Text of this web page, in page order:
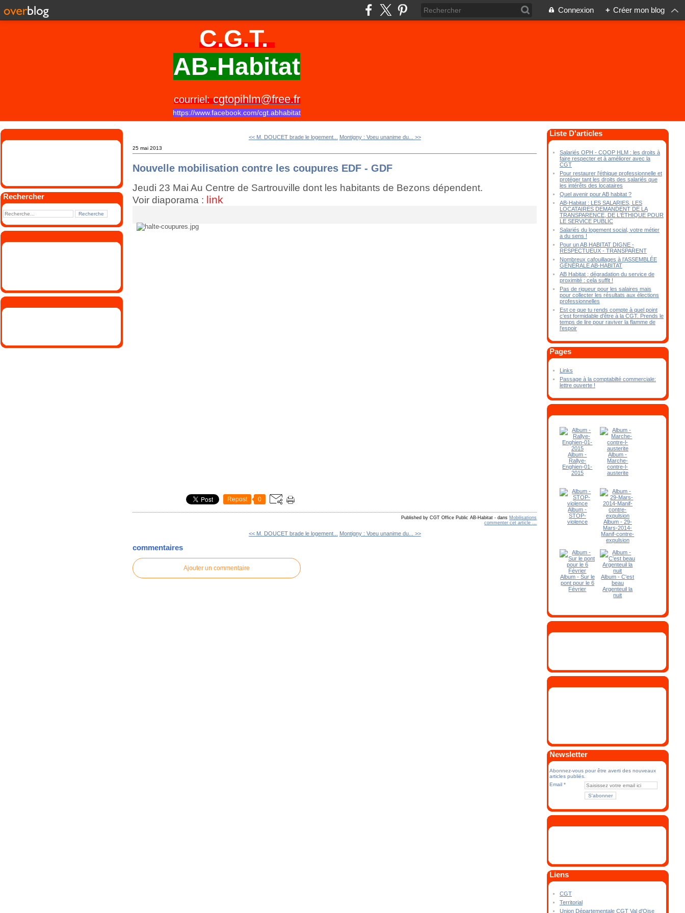
Connexion + Créer mon blog
C.G.T.
AB-Habitat
courriel:cgtopihlm@free.fr
https://www.facebook.com/cgt.abhabitat
Rechercher
<< M. DOUCET brade le logement... Montigny : Voeu unanime du... >>
25 mai 2013
Nouvelle mobilisation contre les coupures EDF - GDF
Jeudi 23 Mai Au Centre de Sartrouville dont les habitants de Bezons dépendent.
Voir diaporama : link
Repost 0
Published by CGT Office Public AB-Habitat - dans Mobilisations
commenter cet article …
<< M. DOUCET brade le logement... Montigny : Voeu unanime du... >>
commentaires
Ajouter un commentaire
Liste D'articles
Salariés OPH - COOP HLM : les droits à
faire respecter et à améliorer avec la
CGT
Pour restaurer l'éthique professionnelle et
protéger tant les droits des salariés que
les intérêts des locataires
Quel avenir pour AB habitat ?
AB-Habitat : LES SALARIES, LES
LOCATAIRES DEMANDENT DE LA
TRANSPARENCE, DE L'ÉTHIQUE POUR
LE SERVICE PUBLIC
Salariés du logement social, votre métier
a du sens !
Pour un AB HABITAT DIGNE -
RESPECTUEUX - TRANSPARENT
Nombreux cafouillages à l’ASSEMBLÉE
GÉNÉRALE AB-HABITAT
AB Habitat ; dégradation du service de
proximité : cela suffit !
Pas de rigueur pour les salaires mais
pour collecter les résultats aux élections
professionnelles
Est ce que tu rends compte à quel point
c'est formidable d'être à la CGT. Prends le
temps de lire pour raviver la flamme de
l'espoir
Pages
Links
Passage à la comptabilté commerciale:
lettre ouverte !
Album -
Rallye-
Enghien-01-
2015
Album -
Marche-
contre-l-
austerite
Album -
STOP-
violence
Album - 29-
Mars-2014-
Manif-contre-
expulsion
Album - Sur le
pont pour le 6
Février
Album - C'est
beau
Argenteuil la
nuit
Newsletter
Abonnez-vous pour être averti des nouveaux
articles publiés.
Email
Liens
CGT
Territorial
Union Départementale CGT Val d'Oise